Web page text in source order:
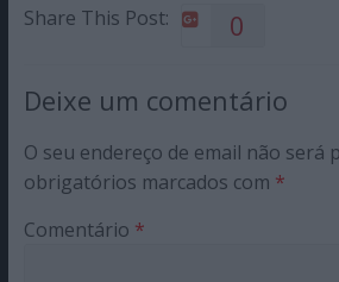
Share This Post: 0
Deixe um comentário
O seu endereço de email não será
obrigatórios marcados com *
Comentário *